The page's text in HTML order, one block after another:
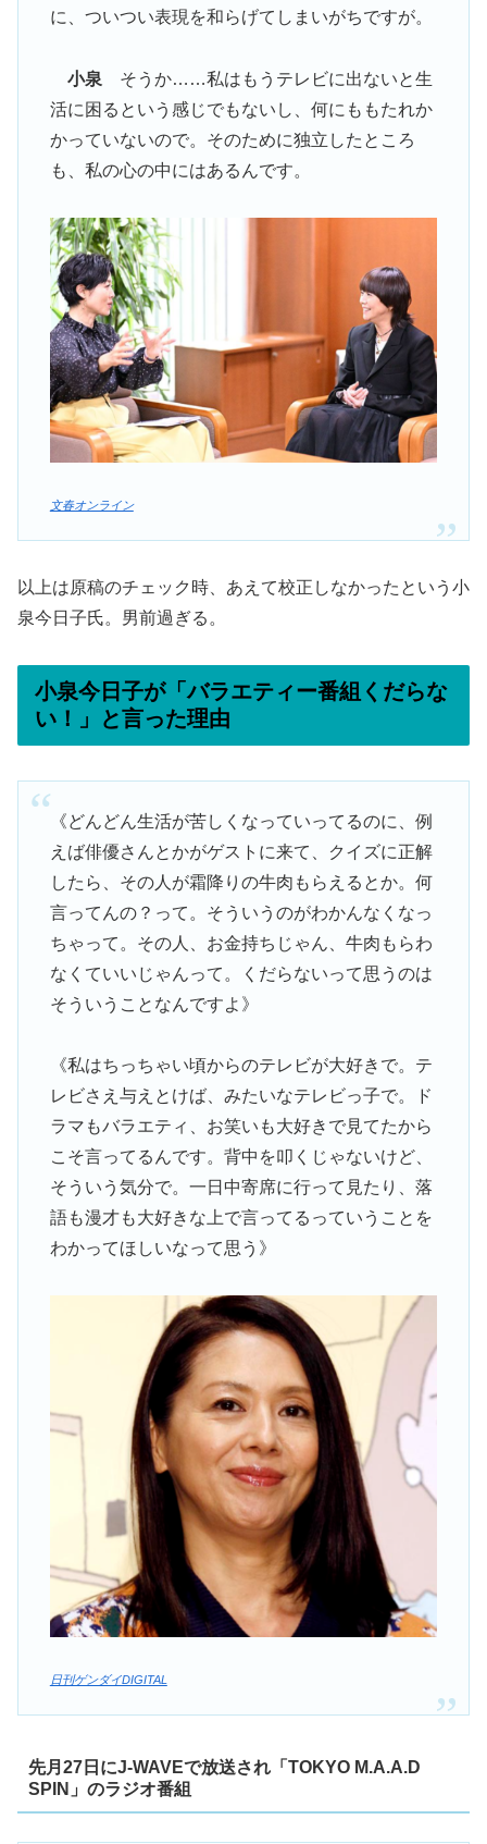
に、ついつい表現を和らげてしまいがちですが。
小泉 そうか……私はもうテレビに出ないと生
活に困るという感じでもないし、何にももたれか
かっていないので。そのために独立したところ
も、私の心の中にはあるんです。
文春オンライン
以上は原稿のチェック時、あえて校正しなかったという小
泉今日子氏。男前過ぎる。
小泉今日子が「バラエティー番組くだらな
い！」と言った理由
《どんどん生活が苦しくなっていってるのに、例
えば俳優さんとかがゲストに来て、クイズに正解
したら、その人が霜降りの牛肉もらえるとか。何
言ってんの？って。そういうのがわかんなくなっ
ちゃって。その人、お金持ちじゃん、牛肉もらわ
なくていいじゃんって。くだらないって思うのは
そういうことなんですよ》
《私はちっちゃい頃からのテレビが大好きで。テ
レビさえ与えとけば、みたいなテレビっ子で。ド
ラマもバラエティ、お笑いも大好きで見てたから
こそ言ってるんです。背中を叩くじゃないけど、
そういう気分で。一日中寄席に行って見たり、落
語も漫才も大好きな上で言ってるっていうことを
わかってほしいなって思う》
日刊ゲンダイDIGITAL
先月27日にJ-WAVEで放送され「TOKYO M.A.A.D
SPIN」のラジオ番組